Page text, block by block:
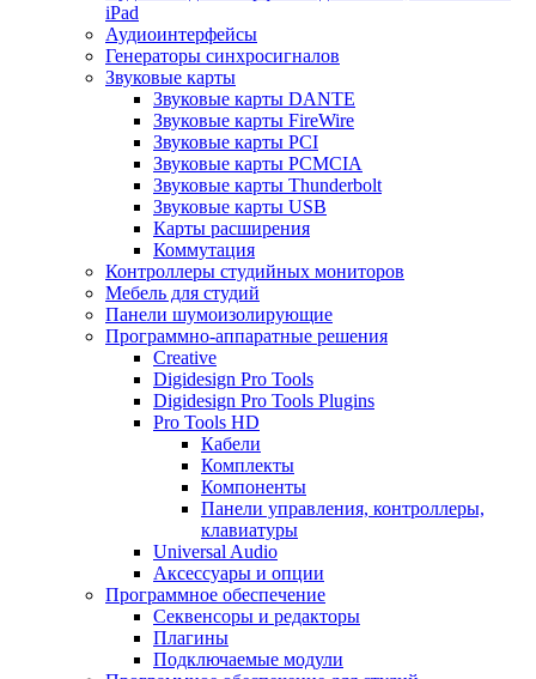
iPad
Аудиоинтерфейсы
Генераторы синхросигналов
Звуковые карты
Звуковые карты DANTE
Звуковые карты FireWire
Звуковые карты PCI
Звуковые карты PCMCIA
Звуковые карты Thunderbolt
Звуковые карты USB
Карты расширения
Коммутация
Контроллеры студийных мониторов
Мебель для студий
Панели шумоизолирующие
Программно-аппаратные решения
Creative
Digidesign Pro Tools
Digidesign Pro Tools Plugins
Pro Tools HD
Кабели
Комплекты
Компоненты
Панели управления, контроллеры,
клавиатуры
Universal Audio
Аксессуары и опции
Программное обеспечение
Cеквенсоры и редакторы
Плагины
Подключаемые модули